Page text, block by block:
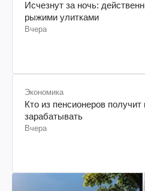
Исчезнут за ночь:
рыжими улитками
Вчера
Экономика
Кто из пенсионеров
зарабатывать
Вчера